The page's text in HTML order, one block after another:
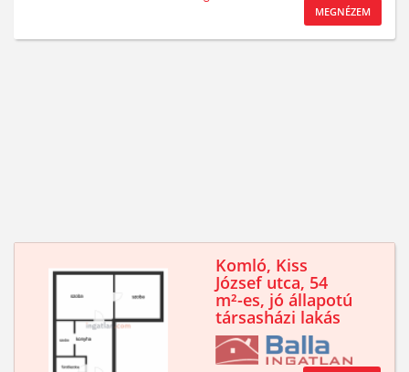
MEGNÉZEM
Komló, Kiss
József utca, 54
m²-es, jó állapotú
társasházi lakás